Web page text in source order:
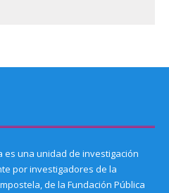
es una unidad de investigación
por investigadores de la
de la Fundación Pública